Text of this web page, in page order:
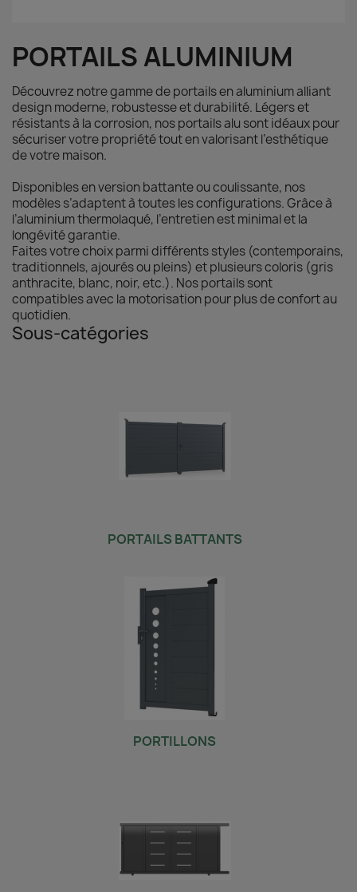
PORTAILS ALUMINIUM
Découvrez notre gamme de portails en aluminium alliant
design moderne, robustesse et durabilité. Légers et
résistants à la corrosion, nos portails alu sont idéaux pour
sécuriser votre propriété tout en valorisant l’esthétique
de votre maison.
Disponibles en version battante ou coulissante, nos
modèles s’adaptent à toutes les configurations. Grâce à
l’aluminium thermolaqué, l’entretien est minimal et la
longévité garantie.
Faites votre choix parmi différents styles (contemporains,
traditionnels, ajourés ou pleins) et plusieurs coloris (gris
anthracite, blanc, noir, etc.). Nos portails sont
compatibles avec la motorisation pour plus de confort au
quotidien.
Sous-catégories
PORTAILS BATTANTS
PORTILLONS